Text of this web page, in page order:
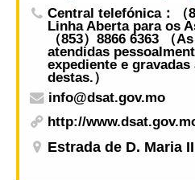
Central telefónica：（
Linha Aberta para os
（853）8866 6363 （
atendidas
expediente e
destas.）
info@dsat.gov.mo
http://
Estrada de D. Maria